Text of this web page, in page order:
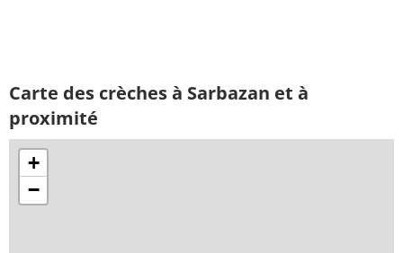
Carte des crèches à Sarbazan et à
proximité
+
−